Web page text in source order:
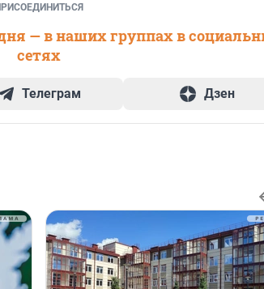
— в наших группах в
сетях
Телеграм Дзен